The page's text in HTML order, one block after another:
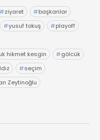
#ziyaret #başkanlar
#yusuf tokuş #playoff
hikmet kesgin #gölcük
#seçim
Zeytinoğlu